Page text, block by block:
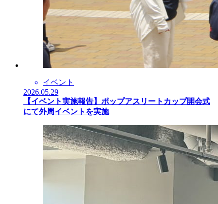
イベント
2026.05.29
【イベント実施報告】ポップアスリートカップ開会式
にて外周イベントを実施